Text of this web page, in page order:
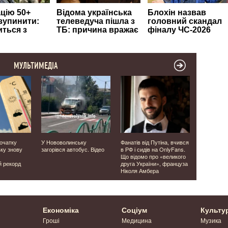
МУЛЬТИМЕДІА
знову
рекорд
У Нововолинську
загорівся автобус. Відео
Фанатів від Путіна, вчився
в РФ і сидів на OnlyFans.
Що відомо про «великого
друга України», француза
Ніколя Амбера
Економіка
Гроші
Соціум
Медицина
Музика